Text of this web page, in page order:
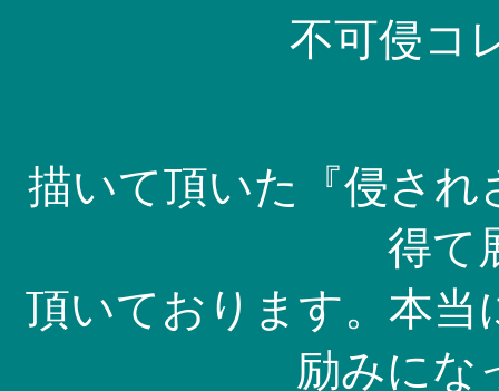
不可侵コ
描いて頂いた『侵され
得て
頂いております。本当
励みにな